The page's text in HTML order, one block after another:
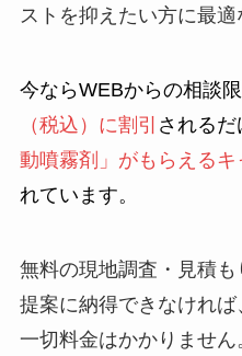
ストを抑えたい方に最適
今ならWEBからの相談
（税込）に割引 されるだ
動噴霧剤」がもらえる
れています。
無料の現地調査・見積も
提案に納得できなけれ
一切料金はかかりません